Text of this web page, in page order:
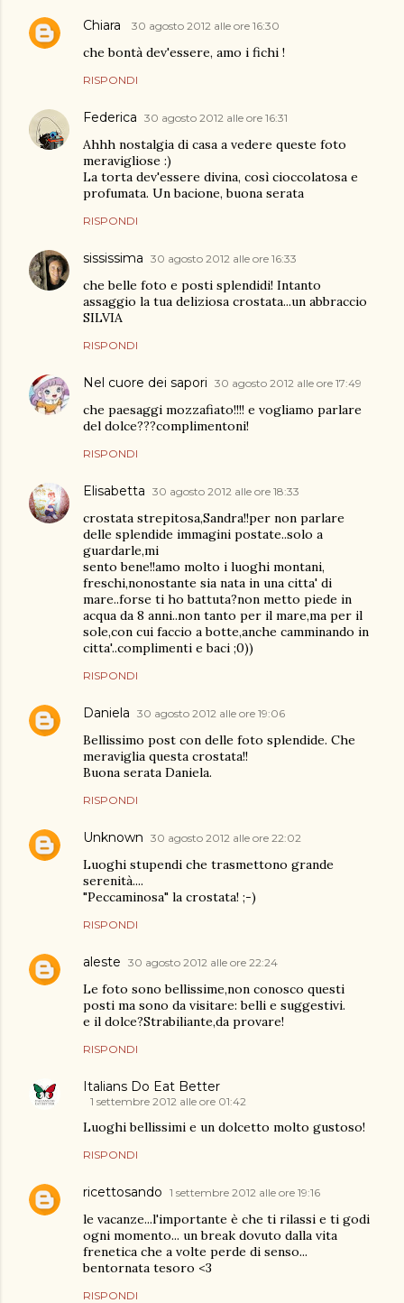
Chiara 30 agosto 2012 alle ore 16:30
che bontà dev'essere, amo i fichi !
RISPONDI
Federica 30 agosto 2012 alle ore 16:31
Ahhh nostalgia di casa a vedere queste foto
meravigliose :)
La torta dev'essere divina, così cioccolatosa e
profumata. Un bacione, buona serata
RISPONDI
sississima 30 agosto 2012 alle ore 16:33
che belle foto e posti splendidi! Intanto
assaggio la tua deliziosa crostata...un abbraccio
SILVIA
RISPONDI
Nel cuore dei sapori 30 agosto 2012 alle ore 17:49
che paesaggi mozzafiato!!!! e vogliamo parlare
del dolce???complimentoni!
RISPONDI
Elisabetta 30 agosto 2012 alle ore 18:33
crostata strepitosa,Sandra!!per non parlare
delle splendide immagini postate..solo a
guardarle,mi
sento bene!!amo molto i luoghi montani,
freschi,nonostante sia nata in una citta' di
mare..forse ti ho battuta?non metto piede in
acqua da 8 anni..non tanto per il mare,ma per il
sole,con cui faccio a botte,anche camminando in
citta'..complimenti e baci ;0))
RISPONDI
Daniela 30 agosto 2012 alle ore 19:06
Bellissimo post con delle foto splendide. Che
meraviglia questa crostata!!
Buona serata Daniela.
RISPONDI
Unknown 30 agosto 2012 alle ore 22:02
Luoghi stupendi che trasmettono grande
serenità....
"Peccaminosa" la crostata! ;-)
RISPONDI
aleste 30 agosto 2012 alle ore 22:24
Le foto sono bellissime,non conosco questi
posti ma sono da visitare: belli e suggestivi.
e il dolce?Strabiliante,da provare!
RISPONDI
Italians Do Eat Better
1 settembre 2012 alle ore 01:42
Luoghi bellissimi e un dolcetto molto gustoso!
RISPONDI
ricettosando 1 settembre 2012 alle ore 19:16
le vacanze...l'importante è che ti rilassi e ti godi
ogni momento... un break dovuto dalla vita
frenetica che a volte perde di senso...
bentornata tesoro <3
RISPONDI